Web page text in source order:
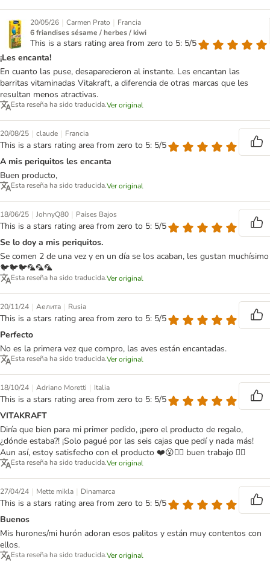
20/05/26 | Carmen Prato | Francia
6 friandises sésame / herbes / kiwi
This is a stars rating area from zero to 5: 5/5
¡Les encanta!
En cuanto las puse, desaparecieron al instante. Les encantan las
barritas vitaminadas Vitakraft, a diferencia de otras marcas que les
resultan menos atractivas.
Esta reseña ha sido traducida.Ver original
20/08/25 | claude | Francia
This is a stars rating area from zero to 5: 5/5
A mis periquitos les encanta
Buen producto,
Esta reseña ha sido traducida.Ver original
18/06/25 | JohnyQ80 | Países Bajos
This is a stars rating area from zero to 5: 5/5
Se lo doy a mis periquitos.
Se comen 2 de una vez y en un día se los acaban, les gustan muchísimo
🐦🐦🐦🦜🦜🦜
Esta reseña ha sido traducida.Ver original
20/11/24 | Аелита | Rusia
This is a stars rating area from zero to 5: 5/5
Perfecto
No es la primera vez que compro, las aves están encantadas.
Esta reseña ha sido traducida.Ver original
18/10/24 | Adriano Moretti | Italia
This is a stars rating area from zero to 5: 5/5
VITAKRAFT
Diría que bien para mi primer pedido, ¡pero el producto de regalo,
¿dónde estaba?! ¡Solo pagué por las seis cajas que pedí y nada más!
Aun así, estoy satisfecho con el producto ❤️😮🙋‍♂️ buen trabajo 🙋‍♂️
Esta reseña ha sido traducida.Ver original
27/04/24 | Mette mikla | Dinamarca
This is a stars rating area from zero to 5: 5/5
Buenos
Mis hurones/mi hurón adoran esos palitos y están muy contentos con
ellos.
Esta reseña ha sido traducida.Ver original